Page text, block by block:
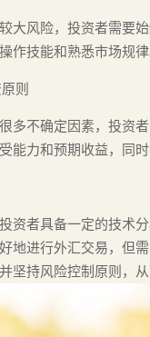
大风险，投资者需要
作技能和熟悉市场规律
则
多不确定因素，投资
能力和预期收益，同
资者具备一定的技术
地进行外汇交易，但
坚持风险控制原则，